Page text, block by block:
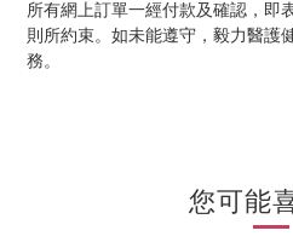
所有網上訂單一經付款及確認，即
則所約束。如未能遵守，毅力醫護
務。
您可能